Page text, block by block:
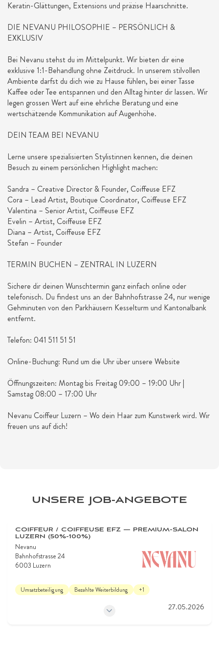
Keratin-Glättungen, Extensions und präzise Haarschnitte.
DIE NEVANU PHILOSOPHIE – PERSÖNLICH &
EXKLUSIV
Bei Nevanu stehst du im Mittelpunkt. Wir bieten dir eine
exklusive 1:1-Behandlung ohne Zeitdruck. In unserem stilvollen
Ambiente darfst du dich wie zu Hause fühlen, bei einer Tasse
Kaffee oder Tee entspannen und den Alltag hinter dir lassen. Wir
legen grossen Wert auf eine ehrliche Beratung und eine
wertschätzende Kommunikation auf Augenhöhe.
DEIN TEAM BEI NEVANU
Lerne unsere spezialisierten Stylistinnen kennen, die deinen
Besuch zu einem persönlichen Highlight machen:
Sandra – Creative Director & Founder, Coiffeuse EFZ
Cora – Lead Artist, Boutique Coordinator, Coiffeuse EFZ
Valentina – Senior Artist, Coiffeuse EFZ
Evelin – Artist, Coiffeuse EFZ
Diana – Artist, Coiffeuse EFZ
Stefan – Founder
TERMIN BUCHEN – ZENTRAL IN LUZERN
Sichere dir deinen Wunschtermin ganz einfach online oder
telefonisch. Du findest uns an der Bahnhofstrasse 24, nur wenige
Gehminuten von den Parkhäusern Kesselturm und Kantonalbank
entfernt.
Telefon: 041 511 51 51
Online-Buchung: Rund um die Uhr über unsere Website
Öffnungszeiten: Montag bis Freitag 09:00 – 19:00 Uhr |
Samstag 08:00 – 17:00 Uhr
Nevanu Coiffeur Luzern – Wo dein Haar zum Kunstwerk wird. Wir
freuen uns auf dich!
UNSERE JOB-ANGEBOTE
COIFFEUR / COIFFEUSE EFZ — PREMIUM-SALON
LUZERN (50%-100%)
Nevanu
Bahnhofstrasse 24
6003 Luzern
Umsatzbeteiligung Bezahlte Weiterbildung +1
27.05.2026